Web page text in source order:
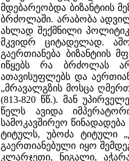
მდებარეობდა ბიზანტიის
ბრძოლაში. არაბობა
ახლად შექმნილი
მკვიდრ ციტადელად.
გაერთიანება ბიზანტიის
იწყებს რა ბრძოლას
ათავისუფლებს და
„მრავალგზის მოსცა
(813-820 წწ.). მან
წელს ავიდა
სამოკავშირეო
ტიტულს, უბოძა ტიტული
გაერთიანებული იყო
კლარჯეთი, ნიგალი,